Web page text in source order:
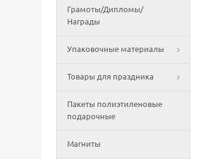
Грамоты/Дипломы/
Награды
Упаковочные материалы
Товары для праздника
Пакеты полиэтиленовые
подарочные
Магниты